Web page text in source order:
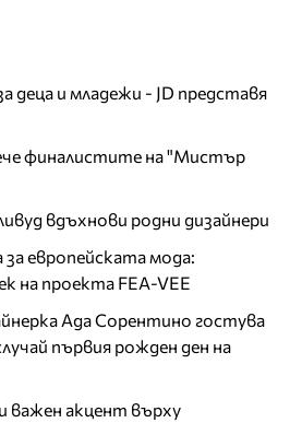
деца и младежи - JD представя
финалистите на "Мистър
вдъхнови родни дизайнери
европейската мода:
на проекта FEA-VEE
Ада Сорентино гостува
първия рожден ден на
важен акцент върху